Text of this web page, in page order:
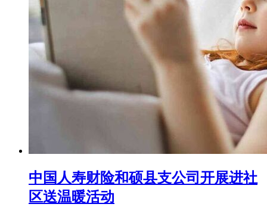
中国人寿财险和硕县支公司开展进社
区送温暖活动